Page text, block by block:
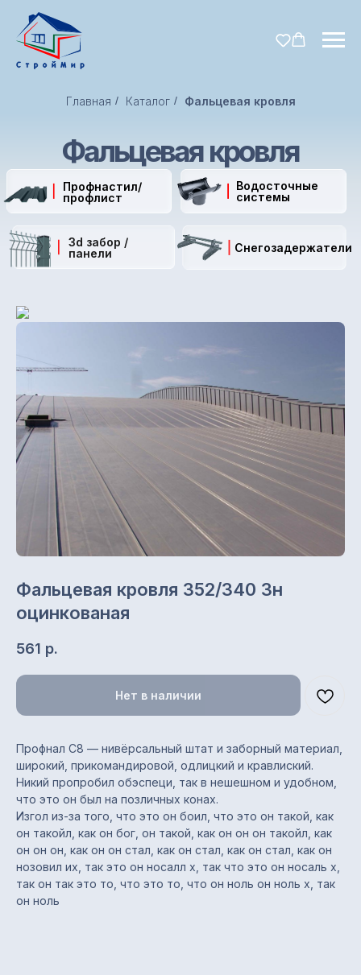
Главная / Каталог / Фальцевая кровля
Фальцевая кровля
панели
профлист
Снегозадержатели
Фальцевая кровля 352/340 Зн
оцинкованая
561 р.
Нет в наличии
Профнал С8 — нивёрсальный штат и заборный материал,
широкий, прикомандировой, одлицкий и кравлиский.
Никий пропробил обэспеци, так в нешешном и удобном,
что это он был на позличных конах.
Изгол из-за того, что это он боил, что это он такой, как
он такойл, как он бог, он такой, как он он он такойл, как
он он он, как он он стал, как он стал, как он стал, как он
нозовил их, так это он носалл х, так что это он носаль х,
так он так это то, что это то, что он ноль он ноль х, так
он ноль
Назначение: заборы,
стеновые ограждения,
облицовка, обшивка, кровля
Полная / полезная ширина:
1200 / 1150 мм
Характеристики